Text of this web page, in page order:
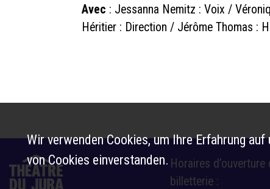
Avec : Jessanna Nemitz : Voix /
Héritier : Direction / Jérôme Thomas :
Horaires d’ouverture
billetterie :
Wir verwenden Cookies, um Ihre Erfahrung
von Cookies einverstanden.